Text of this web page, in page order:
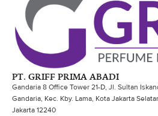
PT. GRIFF PRIMA ABADI
Gandaria 8 Office Tower 21-D, Jl. Sultan
Gandaria, Kec. Kby. Lama, Kota Jakarta
Jakarta 12240